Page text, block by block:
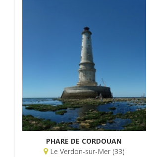
PHARE DE CORDOUAN
Le Verdon-sur-Mer (33)